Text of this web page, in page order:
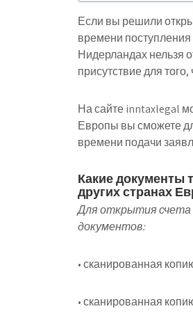
Если вы решили
времени
Нидерландах нельзя
присутствие для
На сайте inntaxlegal
Европы вы сможете
времени подачи
Какие документы
других странах
Для открытия счета
документов:
• сканированная
• сканированная